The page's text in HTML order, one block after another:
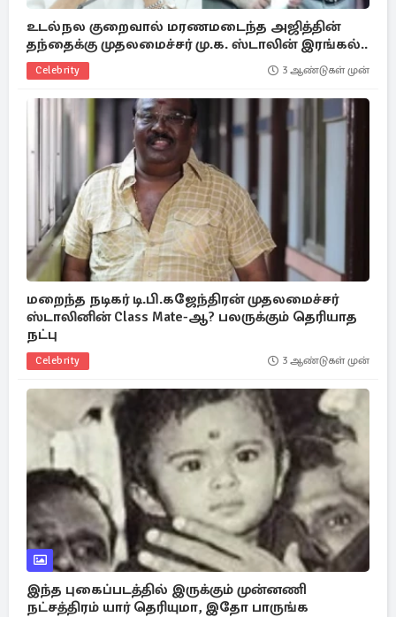
உடல்நல குறைவால் மரணமடைந்த அஜித்தின்
தந்தைக்கு முதலமைச்சர் மு.க. ஸ்டாலின் இரங்கல்..
Celebrity 3 ஆண்டுகள் முன்
மறைந்த நடிகர் டி.பி.கஜேந்திரன் முதலமைச்சர்
ஸ்டாலினின் Class Mate-ஆ? பலருக்கும் தெரியாத
நட்பு
Celebrity 3 ஆண்டுகள் முன்
இந்த புகைப்படத்தில் இருக்கும் முன்னணி
நட்சத்திரம் யார் தெரியுமா, இதோ பாருங்க